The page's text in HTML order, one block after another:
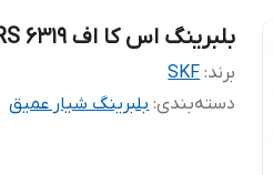
بلبرینگ اس کا اف 6319 2RS
برند: SKF
دسته‌بندی:بلبرینگ شیار عمیق